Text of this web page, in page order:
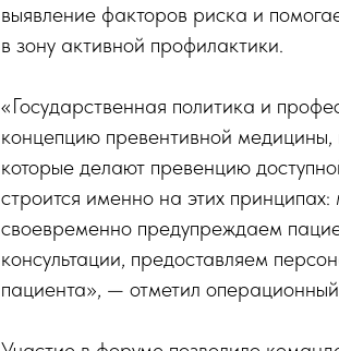
выявление факторов риска и
в зону активной профилактики.
«Государственная политика и
концепцию превентивной
которые делают превенцию
строится именно на этих
своевременно предупреждаем
консультации, предоставляем
пациента», — отметил